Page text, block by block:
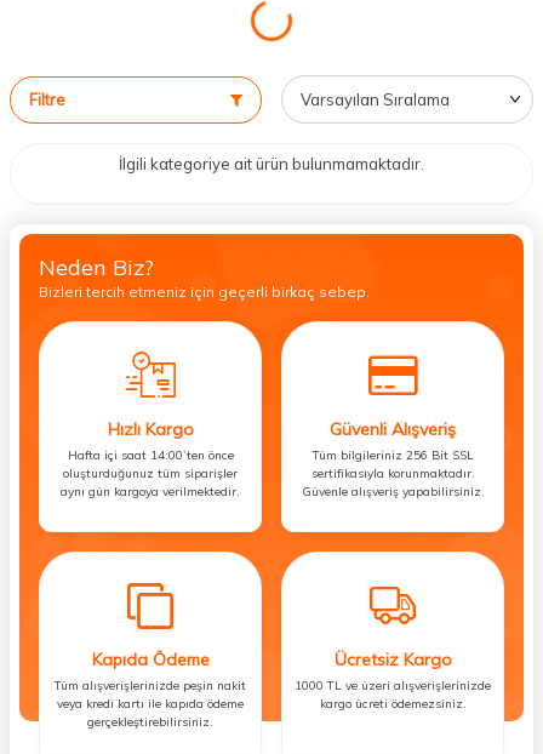
Filtre
İlgili kategoriye ait ürün bulunmamaktadır.
Neden Biz?
Bizleri tercih etmeniz için geçerli birkaç sebep.
Hızlı Kargo
Hafta içi saat 14:00’ten önce
oluşturduğunuz tüm siparişler
aynı gün kargoya verilmektedir.
Güvenli Alışveriş
Tüm bilgileriniz 256 Bit SSL
sertifikasıyla korunmaktadır.
Güvenle alışveriş yapabilirsiniz.
Kapıda Ödeme
Tüm alışverişlerinizde peşin nakit
veya kredi kartı ile kapıda ödeme
gerçekleştirebilirsiniz.
Ücretsiz Kargo
1000 TL ve üzeri alışverişlerinizde
kargo ücreti ödemezsiniz.